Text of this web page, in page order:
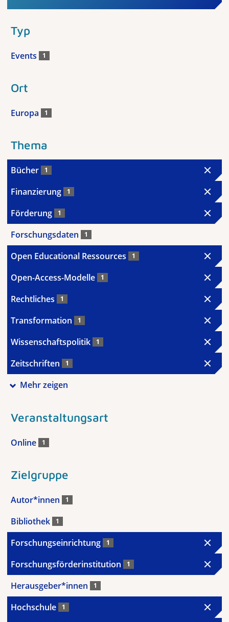
Typ
Events 1
Ort
Europa 1
Thema
Bücher 1
Finanzierung 1
Förderung 1
Forschungsdaten 1
Open Educational Ressources 1
Open-Access-Modelle 1
Rechtliches 1
Transformation 1
Wissenschaftspolitik 1
Zeitschriften 1
Mehr zeigen
Veranstaltungsart
Online 1
Zielgruppe
Autor*innen 1
Bibliothek 1
Forschungseinrichtung 1
Forschungsförderinstitution 1
Herausgeber*innen 1
Hochschule 1